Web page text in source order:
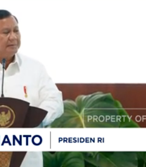
negara.
pengarahan kepada para Komandan
Barat, pada Jumat (7/2).
#prabowo #tni #pertahanan